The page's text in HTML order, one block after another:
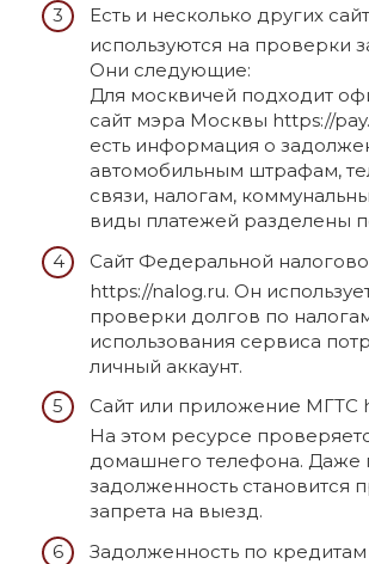
Есть и несколько других
используются на проверки
Они следующие:
Для москвичей подходит
сайт мэра Москвы https://
есть информация о
автомобильным штрафам,
связи, налогам,
виды платежей разделены
Сайт Федеральной
https://nalog.ru. Он
проверки долгов по
использования сервиса
личный аккаунт.
Сайт или приложение МГТС
На этом ресурсе
домашнего телефона. Даже
задолженность становится
запрета на выезд.
Задолженность по